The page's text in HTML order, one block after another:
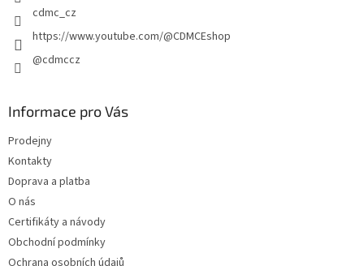
cdmc_cz
https://www.youtube.com/@CDMCEshop
@cdmccz
Informace pro Vás
Prodejny
Kontakty
Doprava a platba
O nás
Certifikáty a návody
Obchodní podmínky
Ochrana osobních údajů